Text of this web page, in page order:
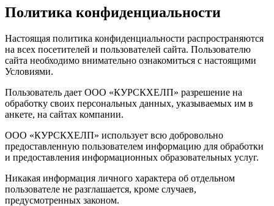
Политика конфиденциальности
Настоящая политика конфиденциальности распространяются
на всех посетителей и пользователей сайта. Пользователю
сайта необходимо внимательно ознакомиться с настоящими
Условиями.
Пользователь дает ООО «КУРСКХЕЛП» разрешение на
обработку своих персональных данных, указываемых им в
анкете, на сайтах компании.
ООО «КУРСКХЕЛП» использует всю добровольно
предоставленную пользователем информацию для обработки
и предоставления информационных образовательных услуг.
Никакая информация личного характера об отдельном
пользователе не разглашается, кроме случаев,
предусмотренных законом.